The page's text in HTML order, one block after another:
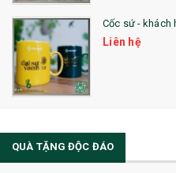
Cốc sứ - khách
Liên hệ
QUÀ TẶNG ĐỘC ĐÁO